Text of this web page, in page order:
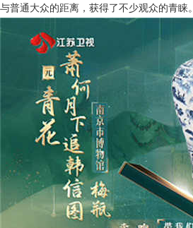
与普通大众的距离，获得了不少观众的青睐。